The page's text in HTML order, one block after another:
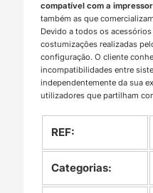
compatível com a
também as que
Devido a todos os
costumizações realizadas
configuração. O cliente
incompatibilidades entre
independentemente da sua
utilizadores que partilham
REF:
Categorias: